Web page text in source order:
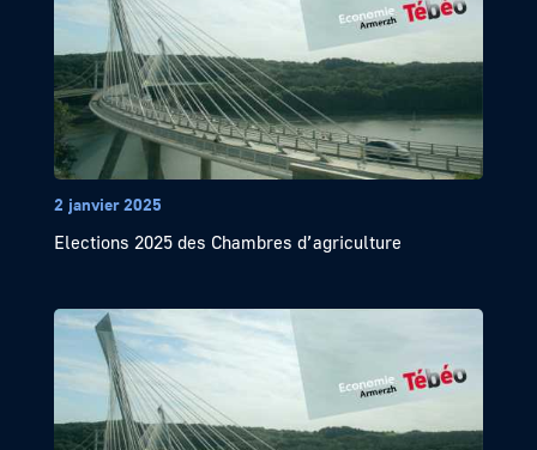
2 janvier 2025
Elections 2025 des Chambres d’agriculture